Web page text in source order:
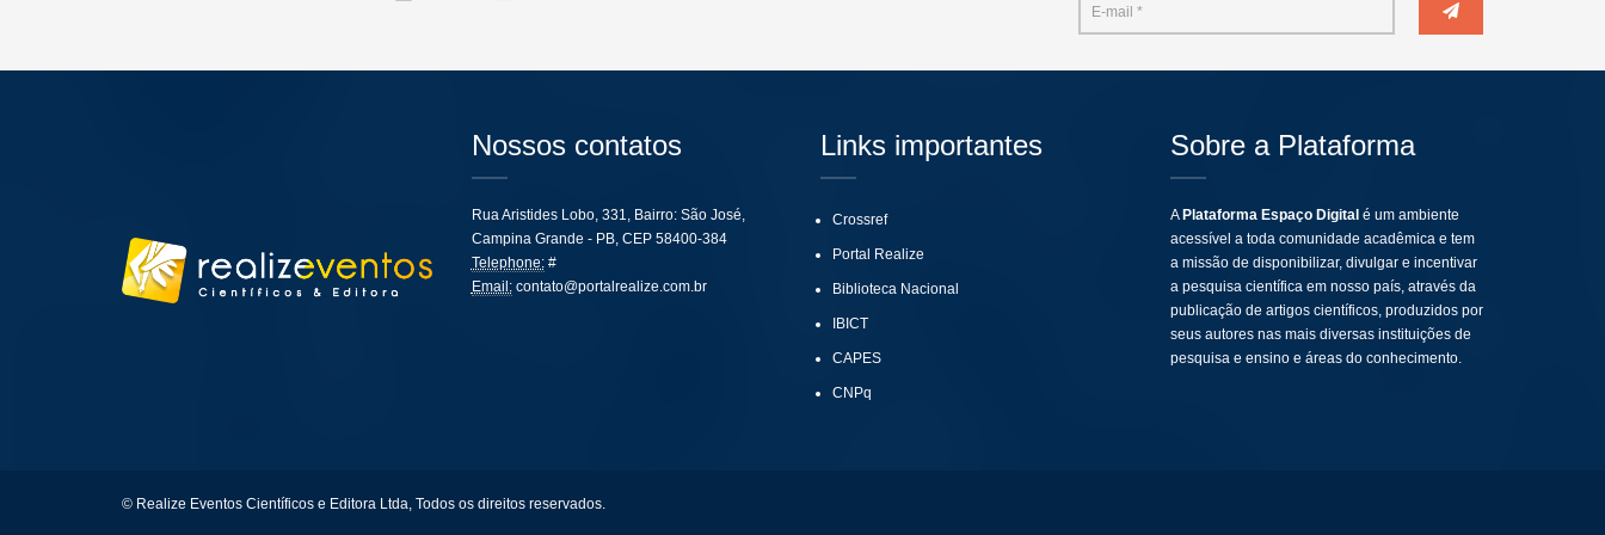
Nossos contatos
Rua Aristides Lobo, 331, Bairro: São José,
Campina Grande - PB, CEP 58400-384
Telephone:#
Email: contato@portalrealize.com.br
Links importantes
Crossref
Portal Realize
Biblioteca Nacional
IBICT
CAPES
CNPq
Sobre a Plataforma
A Plataforma Espaço Digital é um ambiente
acessível a toda comunidade acadêmica e tem
a missão de disponibilizar, divulgar e incentivar
a pesquisa científica em nosso país, através da
publicação de artigos científicos, produzidos por
seus autores nas mais diversas instituições de
pesquisa e ensino e áreas do conhecimento.
© Realize Eventos Científicos e Editora Ltda, Todos os direitos reservados.